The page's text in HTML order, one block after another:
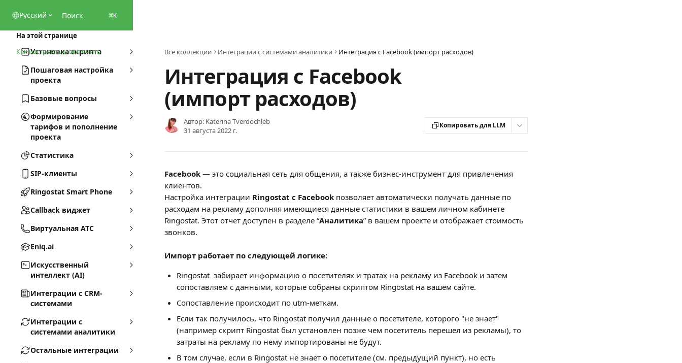
Pусский Поиск ⌘K
Установка скрипта
Пошаговая настройка
проекта
Базовые вопросы
Формирование
тарифов и пополнение
проекта
Статистика
SIP-клиенты
Ringostat Smart Phone
Callback виджет
Виртуальная АТС
Eniq.ai
Искусственный
интеллект (AI)
Интеграции с CRM-
системами
Интеграции с
системами аналитики
Остальные интеграции
Все коллекции Интеграции с системами аналитики Интеграция с Facebook (импорт расходов)
Интеграция с Facebook
(импорт расходов)
Автор: Katerina Tverdochleb
31 августа 2022 г.
Копировать для LLM
Facebook — это социальная сеть для общения, а также бизнес-инструмент для привлечения
клиентов.
Настройка интеграции Ringostat с Facebook позволяет автоматически получать данные по
расходам на рекламу дополняя имеющиеся данные статистики в вашем личном кабинете
Ringostat. Этот отчет доступен в разделе “Аналитика” в вашем проекте и отображает стоимость
звонков.
Импорт работает по следующей логике:
Ringostat  забирает информацию о посетителях и тратах на рекламу из Facebook и затем
сопоставляем с данными, которые собраны скриптом Ringostat на вашем сайте.
Сопоставление происходит по utm-меткам.
Если так получилось, что Ringostat получил данные о посетителе, которого "не знает"
(например скрипт Ringostat был установлен позже чем посетитель перешел из рекламы), то
затраты на рекламу по нему импортированы не будут.
В том случае, если в Ringostat не знает о посетителе (см. предыдущий пункт), но есть
На этой странице
Как настроить и включить